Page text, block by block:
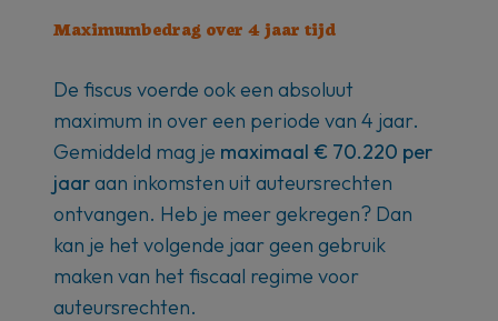
Maximumbedrag over 4 jaar tijd
De fiscus voerde ook een absoluut
maximum in over een periode van 4 jaar.
Gemiddeld mag je maximaal € 70.220 per
jaaraan inkomsten uit auteursrechten
ontvangen. Heb je meer gekregen? Dan
kan je het volgende jaar geen gebruik
maken van het fiscaal regime voor
auteursrechten.